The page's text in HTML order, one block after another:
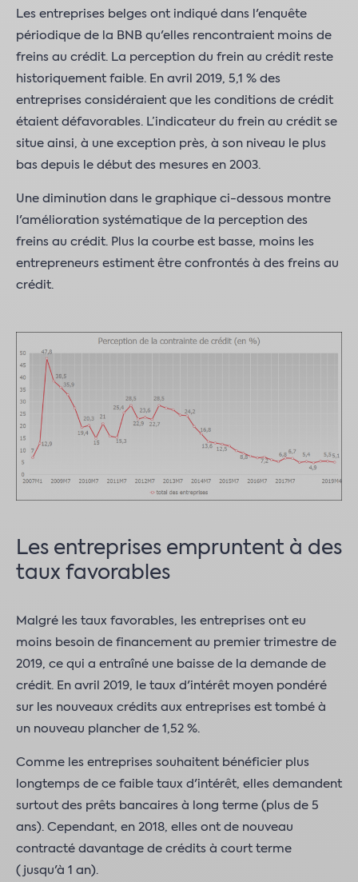
Les entreprises belges ont indiqué dans l'enquête
périodique de la BNB qu'elles rencontraient moins de
freins au crédit. La perception du frein au crédit reste
historiquement faible. En avril 2019, 5,1 % des
entreprises considéraient que les conditions de crédit
étaient défavorables. L’indicateur du frein au crédit se
situe ainsi, à une exception près, à son niveau le plus
bas depuis le début des mesures en 2003.
Une diminution dans le graphique ci-dessous montre
l'amélioration systématique de la perception des
freins au crédit. Plus la courbe est basse, moins les
entrepreneurs estiment être confrontés à des freins au
crédit.
Les entreprises empruntent à des
taux favorables
Malgré les taux favorables, les entreprises ont eu
moins besoin de financement au premier trimestre de
2019, ce qui a entraîné une baisse de la demande de
crédit. En avril 2019, le taux d'intérêt moyen pondéré
sur les nouveaux crédits aux entreprises est tombé à
un nouveau plancher de 1,52 %.
Comme les entreprises souhaitent bénéficier plus
longtemps de ce faible taux d'intérêt, elles demandent
surtout des prêts bancaires à long terme (plus de 5
ans). Cependant, en 2018, elles ont de nouveau
contracté davantage de crédits à court terme
(jusqu'à 1 an).